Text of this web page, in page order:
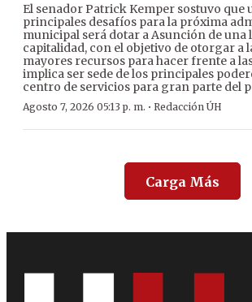
El senador Patrick Kemper sostuvo que
principales desafíos para la próxima
municipal será dotar a Asunción de una
capitalidad, con el objetivo de otorgar a
mayores recursos para hacer frente a
implica ser sede de los principales
centro de servicios para gran parte del
Agosto 7, 2026 05:13 p. m. · Redacción ÚH
Carga Más